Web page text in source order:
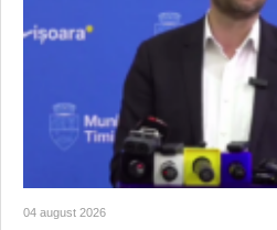
04 august 2026